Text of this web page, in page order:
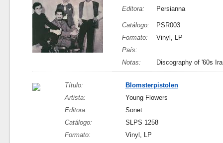
Editora: Persianna
Catálogo:
PSR003
Formato:
Vinyl, LP
País:
Notas:
Discography of '60s
Título:
Blomsterpistolen
Artista:
Young Flowers
Editora:
Sonet
Catálogo:
SLPS 1258
Formato:
Vinyl, LP